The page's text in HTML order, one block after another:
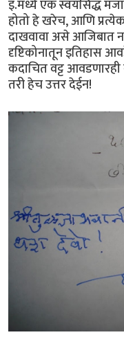
इ.मध्ये एक स्वयंसिद्ध
होतो हे खरेच, आणि
दाखवावा असे आजिबात
दृष्टिकोनातून
कदाचित वट्ट आवडणारही
तरी हेच उत्तर देईन!